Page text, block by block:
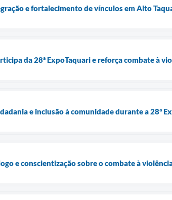
e fortalecimento de vínculos em Alto
da 28ª ExpoTaquari e reforça combate à
e inclusão à comunidade durante a 28ª
e conscientização sobre o combate à